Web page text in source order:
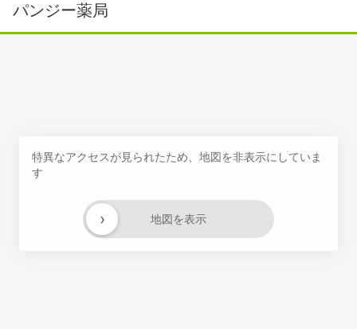
パンジー薬局
特異なアクセスが見られたため、地図を非表示にしていま
す
地図を表示
›